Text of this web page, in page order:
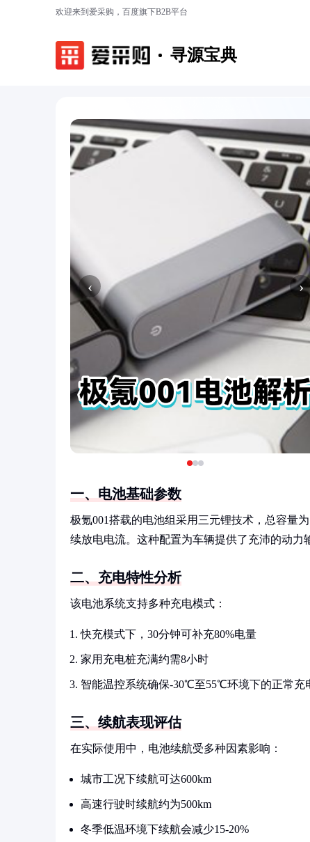
欢迎来到爱采购，百度旗下B2B平台
寻源宝典
‹ ›
一、电池基础参数
极氪001搭载的电池组采用三元锂技术，总容量
续放电电流。这种配置为车辆提供了充沛的动力
二、充电特性分析
该电池系统支持多种充电模式：
快充模式下，30分钟可补充80%电量
家用充电桩充满约需8小时
智能温控系统确保-30℃至55℃环境下的正常充
三、续航表现评估
在实际使用中，电池续航受多种因素影响：
城市工况下续航可达600km
高速行驶时续航约为500km
冬季低温环境下续航会减少15-20%